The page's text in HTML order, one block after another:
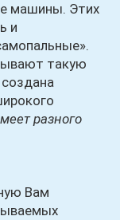
машины. Этих
и
такую
разного
Вам